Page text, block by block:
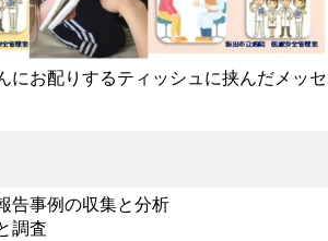
にお配りするティッシュに挟んだメッセ
告事例の収集と分析
調査